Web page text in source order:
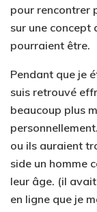
pour rencontrer
sur une concept
pourraient être.
Pendant que je
suis retrouvé
beaucoup plus
ou ils auraient
side un homme
leur âge. (il
en ligne que je